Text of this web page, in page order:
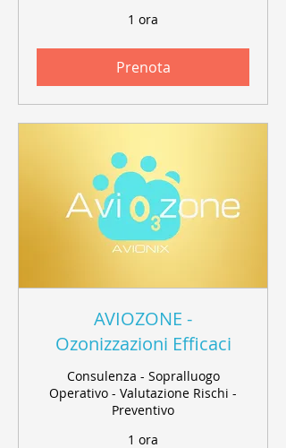
1 ora
Prenota
AVIOZONE -
Ozonizzazioni Efficaci
Consulenza - Sopralluogo
Operativo - Valutazione Rischi -
Preventivo
1 ora